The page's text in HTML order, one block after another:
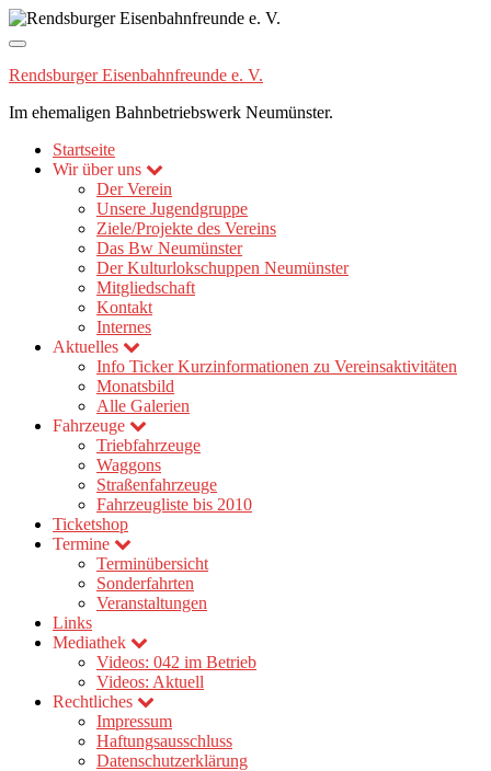
Navigation
umschalten
Rendsburger Eisenbahnfreunde e. V.
Im ehemaligen Bahnbetriebswerk Neumünster.
Startseite
Wir über uns
Der Verein
Unsere Jugendgruppe
Ziele/Projekte des Vereins
Das Bw Neumünster
Der Kulturlokschuppen Neumünster
Mitgliedschaft
Kontakt
Internes
Aktuelles
Info TickerKurzinformationen zu Vereinsaktivitäten
Monatsbild
Alle Galerien
Fahrzeuge
Triebfahrzeuge
Waggons
Straßenfahrzeuge
Fahrzeugliste bis 2010
Ticketshop
Termine
Terminübersicht
Sonderfahrten
Veranstaltungen
Links
Mediathek
Videos: 042 im Betrieb
Videos: Aktuell
Rechtliches
Impressum
Haftungsausschluss
Datenschutzerklärung